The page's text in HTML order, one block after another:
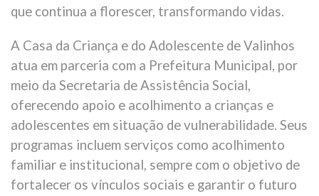
que continua a florescer, transformando vidas.
A Casa da Criança e do Adolescente de Valinhos
atua em parceria com a Prefeitura Municipal, por
meio da Secretaria de Assistência Social,
oferecendo apoio e acolhimento a crianças e
adolescentes em situação de vulnerabilidade. Seus
programas incluem serviços como acolhimento
familiar e institucional, sempre com o objetivo de
fortalecer os vínculos sociais e garantir o futuro